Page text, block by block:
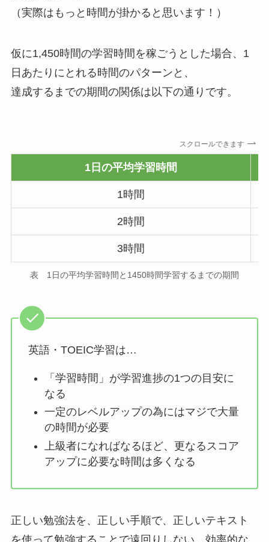
（実際はもっと時間が掛かると思います！）
仮に1,450時間の学習時間を稼ごうとした場合、1
日あたりにとれる時間のパターンと、
達成するまでの期間の関係は以下の通りです。
スクロールできます
1日の平均学習時間
1時間
2時間
3時間
表 1日の平均学習時間と1450時間学習するまでの期間
英語・TOEIC学習は…
「学習時間」が学習進捗の1つの目安に
なる
一定のレベルアップの為にはマジで大量
の時間が必要
上級者になればなるほど、更なるスコア
アップに必要な時間は多くなる
正しい勉強法を、正しい手順で、正しいテキスト
を使って勉強することで遠回りしない、効率的な